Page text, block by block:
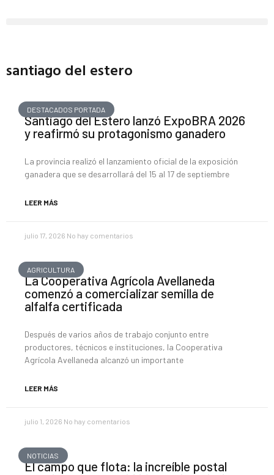
santiago del estero
DESTACADOS PORTADA
Santiago del Estero lanzó ExpoBRA 2026
y reafirmó su protagonismo ganadero
La provincia realizó el lanzamiento oficial de la exposición
ganadera que se desarrollará del 15 al 17 de septiembre
LEER MÁS
julio 17, 2026 No hay comentarios
AGRICULTURA
La Cooperativa Agrícola Avellaneda
comenzó a comercializar semilla de
alfalfa certificada
Después de varios años de trabajo conjunto entre
productores, técnicos e instituciones, la Cooperativa
Agrícola Avellaneda alcanzó un importante
LEER MÁS
julio 1, 2026 No hay comentarios
NOTICIAS
El campo que flota: la increíble postal